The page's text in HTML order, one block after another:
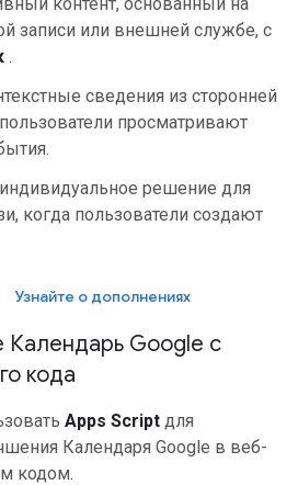
записи или внешней службе, с
.
сведения из сторонней
просматривают
решение для
когда пользователи создают
Узнайте о дополнениях
Календарь Google с
кода
Apps Script для
Календаря Google в веб-
кодом.